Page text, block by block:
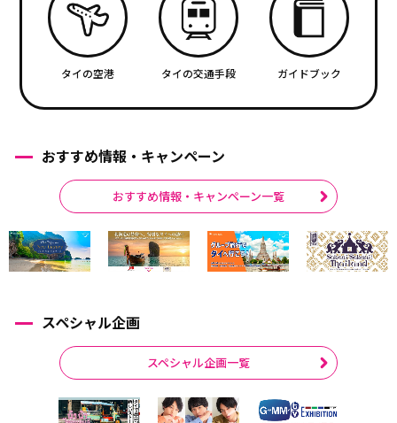
タイの空港 タイの交通手段 ガイドブック
おすすめ情報・キャンペーン
おすすめ情報・キャンペーン一覧
スペシャル企画
スペシャル企画一覧